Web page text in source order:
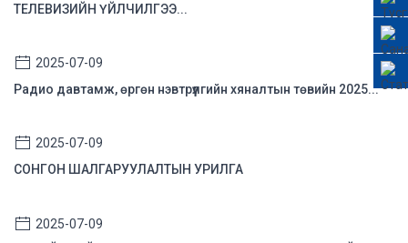
ТЕЛЕВИЗИЙН ҮЙЛЧИЛГЭЭ...
2025-07-09
Радио давтамж, өргөн нэвтрүүлгийн хяналтын төвийн 2025...
2025-07-09
СОНГОН ШАЛГАРУУЛАЛТЫН УРИЛГА
2025-07-09